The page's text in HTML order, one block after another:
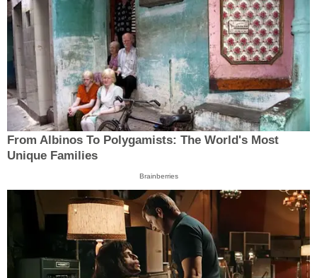
From Albinos To Polygamists: The World's Most
Unique Families
Brainberries